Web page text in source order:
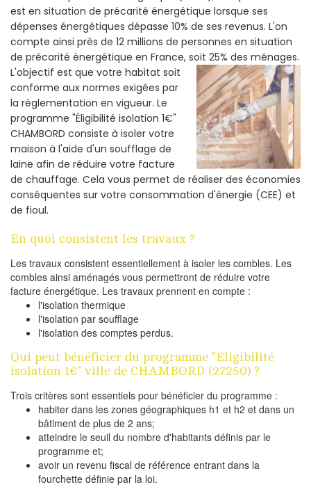
est en situation de précarité énergétique lorsque ses
dépenses énergétiques dépasse 10% de ses revenus. L'on
compte ainsi près de 12 millions de personnes en situation
de précarité énergétique en France, soit 25% des ménages.
L'objectif est que votre habitat soit
conforme aux normes exigées par
la réglementation en vigueur. Le
programme "Éligibilité isolation 1€"
CHAMBORD consiste à isoler votre
maison à l'aide d'un soufflage de
laine afin de réduire votre facture
de chauffage. Cela vous permet de réaliser des économies
conséquentes sur votre consommation d'énergie (CEE) et
de fioul.
En quoi consistent les travaux ?
Les travaux consistent essentiellement à isoler les combles. Les
combles ainsi aménagés vous permettront de réduire votre
facture énergétique. Les travaux prennent en compte :
l'isolation thermique
l'isolation par soufflage
l'isolation des comptes perdus.
Qui peut bénéficier du programme "Eligibilité
isolation 1€" ville de CHAMBORD (27250) ?
Trois critères sont essentiels pour bénéficier du programme :
habiter dans les zones géographiques h1 et h2 et dans un
bâtiment de plus de 2 ans;
atteindre le seuil du nombre d'habitants définis par le
programme et;
avoir un revenu fiscal de référence entrant dans la
fourchette définie par la loi.